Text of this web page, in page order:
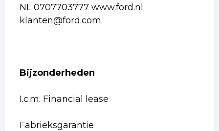
NL 0707703777 www.ford.nl
klanten@ford.com
Bijzonderheden
I.c.m. Financial lease
Fabrieksgarantie